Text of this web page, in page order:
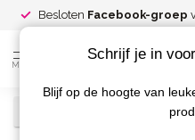
Besloten Facebook-groep
MENU
Schrijf je in
Blijf op de hoogte van